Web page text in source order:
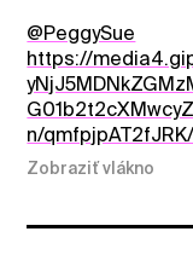
@PeggySue
https://
n/
Zobraziť vlákno